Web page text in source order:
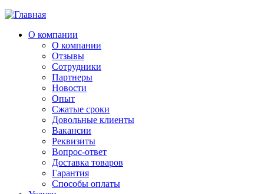
О компании
О компании
Отзывы
Сотрудники
Партнеры
Новости
Опыт
Сжатые сроки
Довольные клиенты
Вакансии
Реквизиты
Вопрос-ответ
Доставка товаров
Гарантия
Способы оплаты